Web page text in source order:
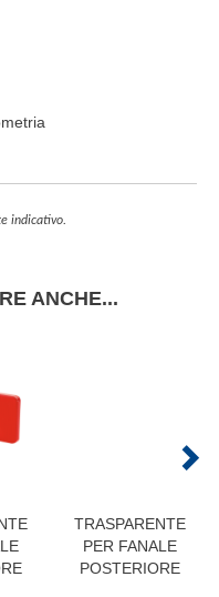
indicativo.
ANCHE...
TRASPARENTE
PER FANALE
POSTERIORE